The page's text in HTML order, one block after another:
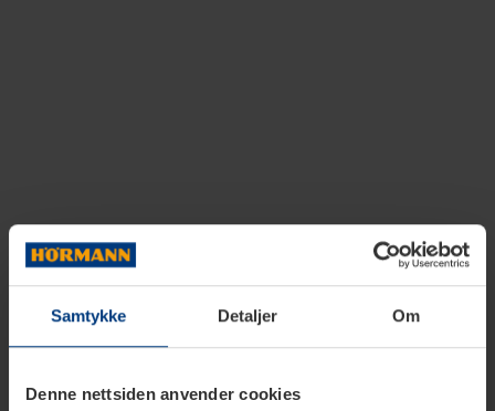
Samtykke Detaljer Om
Denne nettsiden anvender cookies